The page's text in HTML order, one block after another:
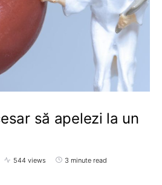
să apelezi la un
544 views 3 minute read